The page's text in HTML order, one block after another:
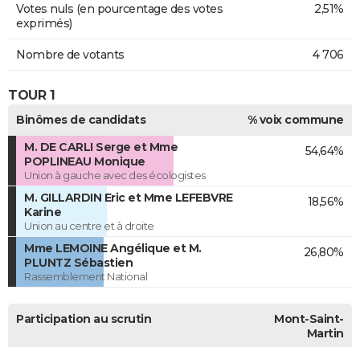
Votes nuls (en pourcentage des votes
exprimés)
2,51%
Nombre de votants 4 706
TOUR 1
Binômes de candidats
% voix commune
M. DE CARLI Serge et Mme
POPLINEAU Monique
Union à gauche avec des écologistes
54,64%
M. GILLARDIN Eric et Mme LEFEBVRE
Karine
Union au centre et à droite
18,56%
Mme LEMOINE Angélique et M.
PLUNTZ Sébastien
Rassemblement National
26,80%
Participation au scrutin
Mont-Saint-
Martin